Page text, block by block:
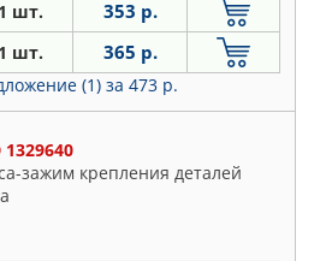
1 шт. 353 р.
1 шт. 365 р.
(1) за 473 р.
1329640
зажим крепления деталей